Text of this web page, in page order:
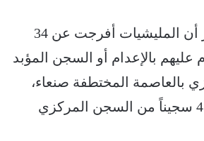
وأوضحت المصادر أن المليشيات أفرجت عن 34
بالإعدام أو السجن المؤبد
بالعاصمة المختطفة صنعاء،
فيما أفرجت عن 41 سجيناً من السجن المركزي